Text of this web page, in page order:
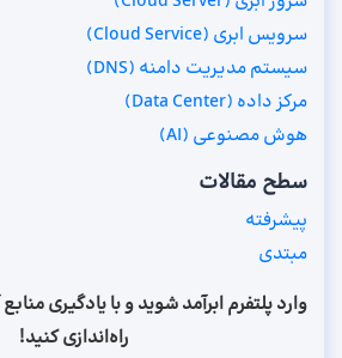
سرویس ابری (Cloud Service)
سیستم مدیریت دامنه (DNS)
مرکز داده (Data Center)
هوش مصنوعی (AI)
سطح مقالات
پیشرفته
مبتدی
وارد پلتفرم ابرآمد شوید و با یادگیری
راه‌اندازی کنید!